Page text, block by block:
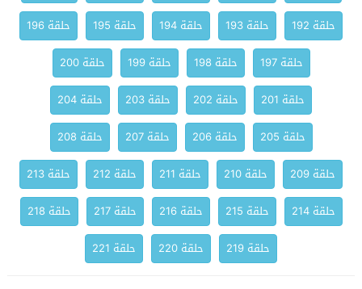
حلقة 192
حلقة 193 حلقة 194 حلقة 195
حلقة 196
حلقة 197
حلقة 198 حلقة 199
حلقة 200
حلقة 201
حلقة 202 حلقة 203
حلقة 204
حلقة 205
حلقة 206 حلقة 207
حلقة 208
حلقة 209
حلقة 210 حلقة 211 حلقة 212
حلقة 213
حلقة 214
حلقة 215 حلقة 216 حلقة 217
حلقة 218
حلقة 219
حلقة 220 حلقة 221